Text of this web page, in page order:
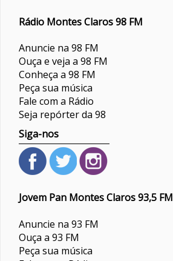
Rádio Montes Claros 98 FM
Anuncie na 98 FM
Ouça e veja a 98 FM
Conheça a 98 FM
Peça sua música
Fale com a Rádio
Seja repórter da 98
Siga-nos
Jovem Pan Montes Claros 93,5 FM
Anuncie na 93 FM
Ouça a 93 FM
Peça sua música